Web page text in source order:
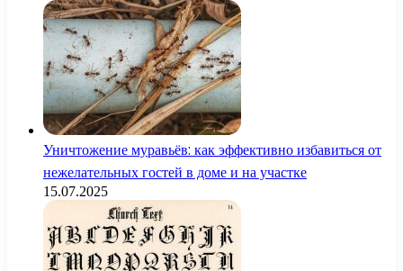
Уничтожение муравьёв: как эффективно избавиться от
нежелательных гостей в доме и на участке
15.07.2025